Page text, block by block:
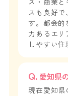
スも良好
す。都会的
力あるエリ
しやすい住
愛知県
現在愛知県